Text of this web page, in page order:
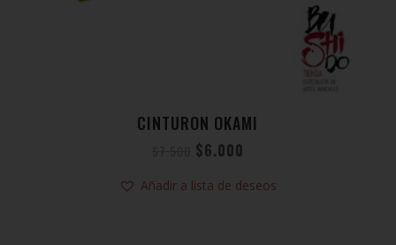
CINTURON OKAMI
$6.000
Añadir a lista de deseos